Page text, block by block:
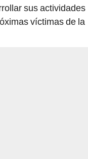
sus actividades
víctimas de la